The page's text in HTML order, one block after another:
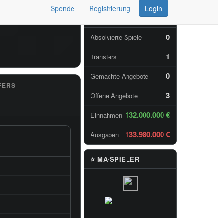
Spende Registrierung Login
📊 TAGESSTATISTIKEN
Absolvierte Spiele 0
Transfers 1
Gemachte Angebote 0
Offene Angebote 3
Einnahmen 132.000.000 €
Ausgaben 133.980.000 €
⭐ MA-SPIELER